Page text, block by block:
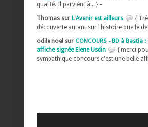
qualité. Il parvient à... } –
Thomas sur L'Avenir est ailleurs
{
découverte autant sur l histoire que le
odile noel sur CONCOURS - BD à Bastia
affiche signée Elene Usdin
{ merci
sympathique concours c'est une belle